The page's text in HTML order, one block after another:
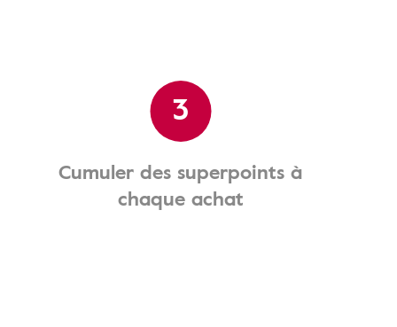
3
Cumuler des superpoints à
chaque achat